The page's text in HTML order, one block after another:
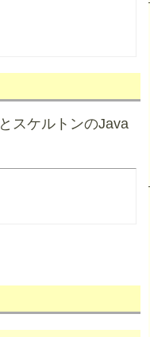
スケルトンのJava